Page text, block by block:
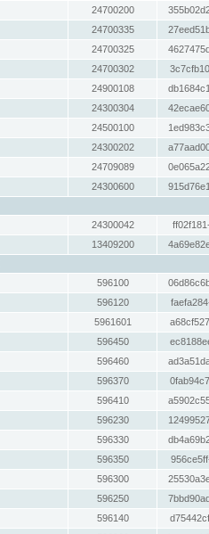
24700200
24700335
24700325
24700302
24900108
24300304
24500100
24300202
24709089
24300600
24300042
13409200
596100
596120
5961601
596450
596460
596370
596410
596230
596330
596350
596300
596250
596140